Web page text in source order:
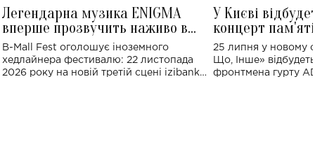
Легендарна музика ENIGMA
вперше прозвучить наживо в
Україні: де відбудеться концерт
B-Mall Fest оголошує іноземного
хедлайнера фестивалю: 22 листопада
2026 року на новій третій сцені izibank
У Києві
концерт
Клименка:
виконають
25 липня у новому
Що, Інше»
фронтмена гурту